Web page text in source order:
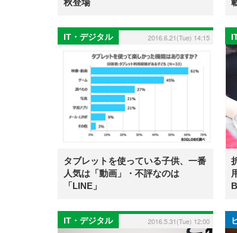
秋登場
IT・デジタル 2016.6.21(Tue) 14:15
タブレットを使っている子供、一番
人気は「動画」・不評なのは
「LINE」
IT・デジタル 2016.5.31(Tue) 12:00